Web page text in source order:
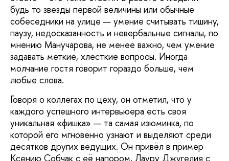
будь то звезды первой величины или обычные
собеседники на улице — умение считывать тишину,
паузу, недосказанность и невербальные сигналы, по
мнению Манучарова, не менее важно, чем умение
задавать меткие, хлесткие вопросы. Иногда
молчание гостя говорит гораздо больше, чем
любые слова.
Говоря о коллегах по цеху, он отметил, что у
каждого успешного интервьюера есть своя
уникальная «фишка» — та самая изюминка, по
которой его мгновенно узнают и выделяют среди
десятков других ведущих. Он привёл в пример
Ксению Собчак с её напором, Лауру Джугелия с